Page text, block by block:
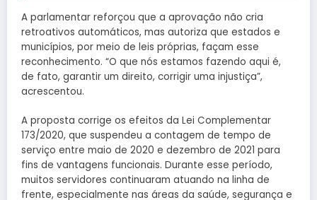
A parlamentar reforçou que a aprovação não cria
retroativos automáticos, mas autoriza que estados e
municípios, por meio de leis próprias, façam esse
reconhecimento. “O que nós estamos fazendo aqui é,
de fato, garantir um direito, corrigir uma injustiça”,
acrescentou.
A proposta corrige os efeitos da Lei Complementar
173/2020, que suspendeu a contagem de tempo de
serviço entre maio de 2020 e dezembro de 2021 para
fins de vantagens funcionais. Durante esse período,
muitos servidores continuaram atuando na linha de
frente, especialmente nas áreas da saúde, segurança e